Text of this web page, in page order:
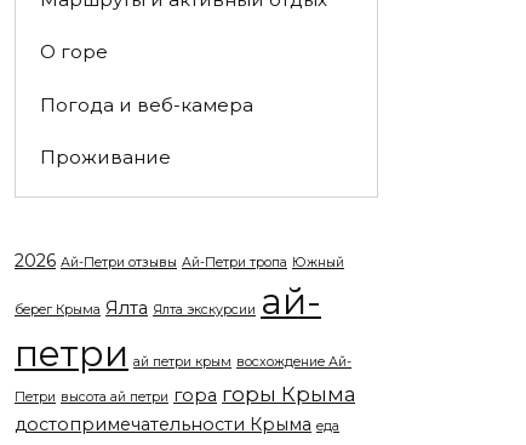
О горе
Погода и веб-камера
Проживание
2026 Ай-Петри отзывы Ай-Петри тропа Южный
берег Крыма Ялта Ялта экскурсии ай-
петри ай петри крым восхождение Ай-
Петри высота ай петри гора горы Крыма
достопримечательности Крыма еда